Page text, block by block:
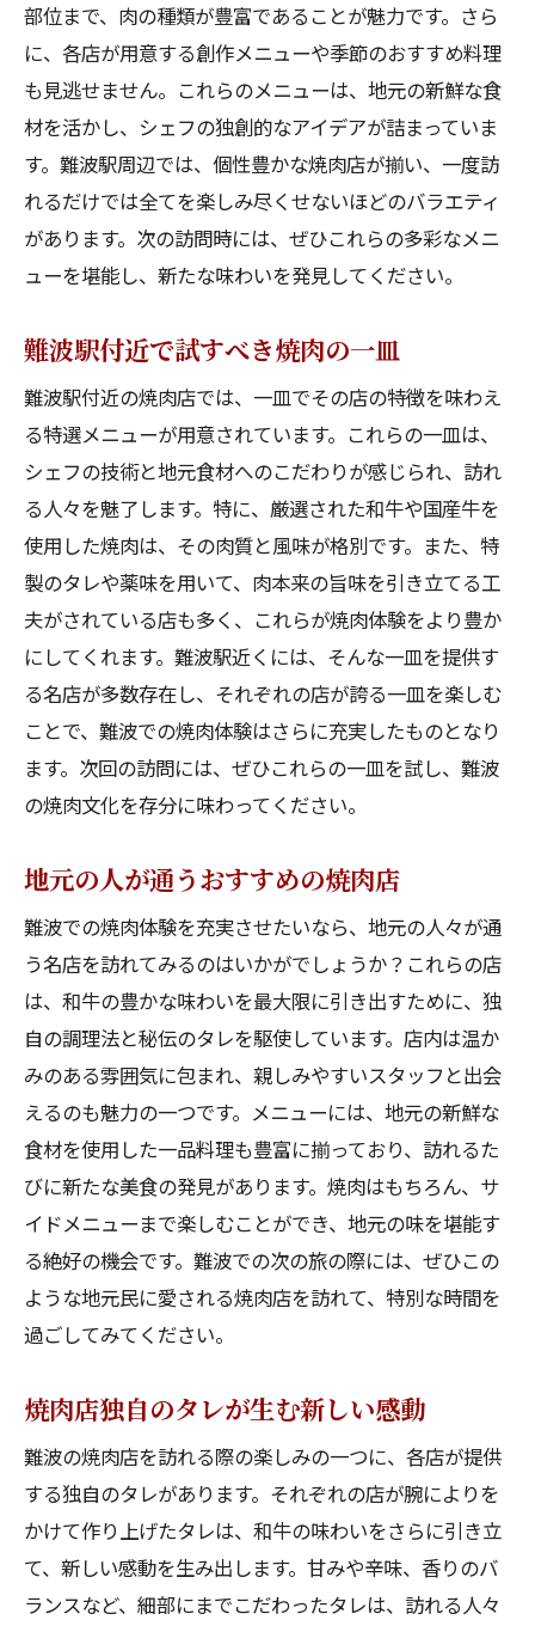
部位まで、肉の種類が豊富であることが魅力です。さら
に、各店が用意する創作メニューや季節のおすすめ料理
も見逃せません。これらのメニューは、地元の新鮮な食
材を活かし、シェフの独創的なアイデアが詰まっていま
す。難波駅周辺では、個性豊かな焼肉店が揃い、一度訪
れるだけでは全てを楽しみ尽くせないほどのバラエティ
があります。次の訪問時には、ぜひこれらの多彩なメニ
ューを堪能し、新たな味わいを発見してください。
難波駅付近で試すべき焼肉の一皿
難波駅付近の焼肉店では、一皿でその店の特徴を味わえ
る特選メニューが用意されています。これらの一皿は、
シェフの技術と地元食材へのこだわりが感じられ、訪れ
る人々を魅了します。特に、厳選された和牛や国産牛を
使用した焼肉は、その肉質と風味が格別です。また、特
製のタレや薬味を用いて、肉本来の旨味を引き立てる工
夫がされている店も多く、これらが焼肉体験をより豊か
にしてくれます。難波駅近くには、そんな一皿を提供す
る名店が多数存在し、それぞれの店が誇る一皿を楽しむ
ことで、難波での焼肉体験はさらに充実したものとなり
ます。次回の訪問には、ぜひこれらの一皿を試し、難波
の焼肉文化を存分に味わってください。
地元の人が通うおすすめの焼肉店
難波での焼肉体験を充実させたいなら、地元の人々が通
う名店を訪れてみるのはいかがでしょうか？これらの店
は、和牛の豊かな味わいを最大限に引き出すために、独
自の調理法と秘伝のタレを駆使しています。店内は温か
みのある雰囲気に包まれ、親しみやすいスタッフと出会
えるのも魅力の一つです。メニューには、地元の新鮮な
食材を使用した一品料理も豊富に揃っており、訪れるた
びに新たな美食の発見があります。焼肉はもちろん、サ
イドメニューまで楽しむことができ、地元の味を堪能す
る絶好の機会です。難波での次の旅の際には、ぜひこの
ような地元民に愛される焼肉店を訪れて、特別な時間を
過ごしてみてください。
焼肉店独自のタレが生む新しい感動
難波の焼肉店を訪れる際の楽しみの一つに、各店が提供
する独自のタレがあります。それぞれの店が腕によりを
かけて作り上げたタレは、和牛の味わいをさらに引き立
て、新しい感動を生み出します。甘みや辛味、香りのバ
ランスなど、細部にまでこだわったタレは、訪れる人々